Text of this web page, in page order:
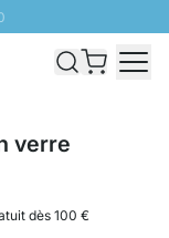
dès 100€
verre
dès 100 €